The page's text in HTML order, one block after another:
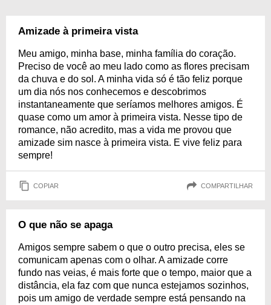
Amizade à primeira vista
Meu amigo, minha base, minha família do coração.
Preciso de você ao meu lado como as flores precisam
da chuva e do sol. A minha vida só é tão feliz porque
um dia nós nos conhecemos e descobrimos
instantaneamente que seríamos melhores amigos. É
quase como um amor à primeira vista. Nesse tipo de
romance, não acredito, mas a vida me provou que
amizade sim nasce à primeira vista. E vive feliz para
sempre!
COPIAR COMPARTILHAR
O que não se apaga
Amigos sempre sabem o que o outro precisa, eles se
comunicam apenas com o olhar. A amizade corre
fundo nas veias, é mais forte que o tempo, maior que a
distância, ela faz com que nunca estejamos sozinhos,
pois um amigo de verdade sempre está pensando na